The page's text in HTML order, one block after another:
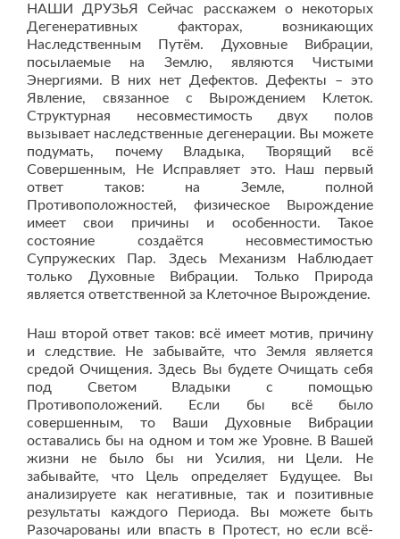
НАШИ ДРУЗЬЯ Сейчас расскажем о некоторых
Дегенеративных факторах, возникающих
Наследственным Путём. Духовные Вибрации,
посылаемые на Землю, являются Чистыми
Энергиями. В них нет Дефектов. Дефекты – это
Явление, связанное с Вырождением Клеток.
Структурная несовместимость двух полов
вызывает наследственные дегенерации. Вы можете
подумать, почему Владыка, Творящий всё
Совершенным, Не Исправляет это. Наш первый
ответ таков: на Земле, полной
Противоположностей, физическое Вырождение
имеет свои причины и особенности. Такое
состояние создаётся несовместимостью
Супружеских Пар. Здесь Механизм Наблюдает
только Духовные Вибрации. Только Природа
является ответственной за Клеточное Вырождение.
Наш второй ответ таков: всё имеет мотив, причину
и следствие. Не забывайте, что Земля является
средой Очищения. Здесь Вы будете Очищать себя
под Светом Владыки с помощью
Противоположений. Если бы всё было
совершенным, то Ваши Духовные Вибрации
оставались бы на одном и том же Уровне. В Вашей
жизни не было бы ни Усилия, ни Цели. Не
забывайте, что Цель определяет Будущее. Вы
анализируете как негативные, так и позитивные
результаты каждого Периода. Вы можете быть
Разочарованы или впасть в Протест, но если всё-